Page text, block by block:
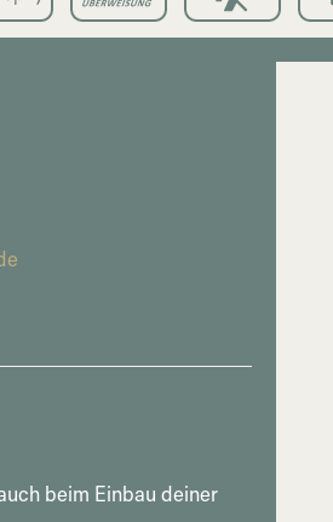
beim Einbau deiner